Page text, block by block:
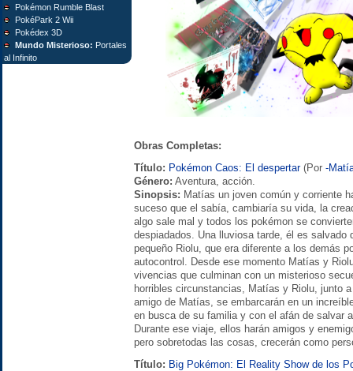
Pokémon Rumble Blast
PokéPark 2 Wii
Pokédex 3D
Mundo Misterioso: Portales
al Infinito
Obras Completas:
Título: Pokémon Caos: El despertar(Por -
Género: Aventura, acción.
Sinopsis: Matías un joven común y corriente
suceso que el sabía, cambiaría su vida, la
algo sale mal y todos los pokémon se
despiadados. Una lluviosa tarde, él es salvado
pequeño Riolu, que era diferente a los demás
autocontrol. Desde ese momento Matías y
vivencias que culminan con un misterioso
horribles circunstancias, Matías y Riolu, junto
amigo de Matías, se embarcarán en un
en busca de su familia y con el afán de salvar
Durante ese viaje, ellos harán amigos y
pero sobretodas las cosas, crecerán como
Título: Big Pokémon: El Reality Show de los